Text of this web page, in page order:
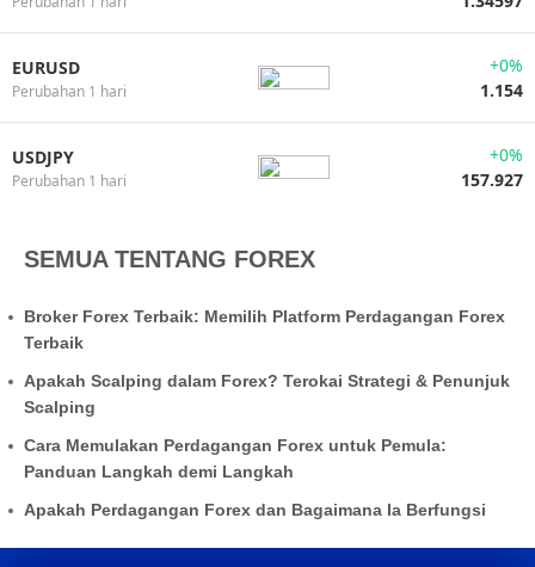
EURUSD
Perubahan 1 hari
+0%
1.154
USDJPY
Perubahan 1 hari
+0%
157.927
SEMUA TENTANG FOREX
Broker Forex Terbaik: Memilih Platform Perdagangan Forex
Terbaik
Apakah Scalping dalam Forex? Terokai Strategi & Penunjuk
Scalping
Cara Memulakan Perdagangan Forex untuk Pemula:
Panduan Langkah demi Langkah
Apakah Perdagangan Forex dan Bagaimana Ia Berfungsi